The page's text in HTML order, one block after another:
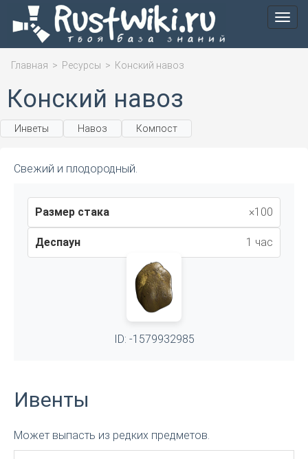
Меню
Главная > Ресурсы > Конский навоз
Конский навоз
Инветы Навоз Компост
Свежий и плодородный.
Размер стака ×100
Деспаун 1 час
ID: -1579932985
Ивенты
Может выпасть из редких предметов.